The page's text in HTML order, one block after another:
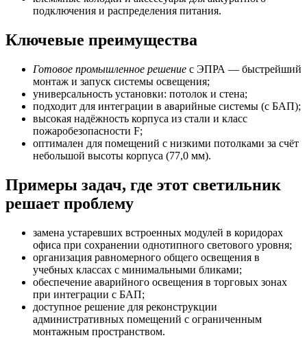
подключения и распределения питания.
Ключевые преимущества
Готовое промышленное решение с ЭПРА — быстрейший
монтаж и запуск системы освещения;
универсальность установки: потолок и стена;
подходит для интеграции в аварийные системы (с БАП);
высокая надёжность корпуса из стали и класс
пожаробезопасности F;
оптимален для помещений с низкими потолками за счёт
небольшой высоты корпуса (77,0 мм).
Примеры задач, где этот светильник
решает проблему
замена устаревших встроенных модулей в коридорах
офиса при сохранении однотипного светового уровня;
организация равномерного общего освещения в
учебных классах с минимальными бликами;
обеспечение аварийного освещения в торговых зонах
при интеграции с БАП;
доступное решение для реконструкции
административных помещений с ограниченным
монтажным пространством.